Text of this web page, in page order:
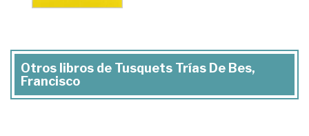
Otros libros de Tusquets Trías De Bes,
Francisco